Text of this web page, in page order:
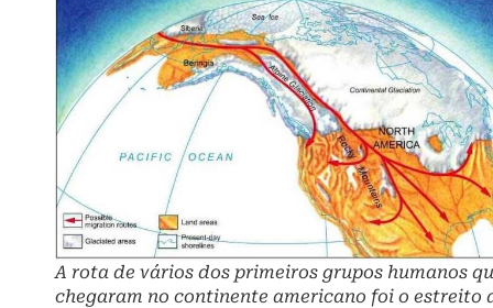
A rota de vários dos primeiros grupos humanos
chegaram no continente americano foi o estreito